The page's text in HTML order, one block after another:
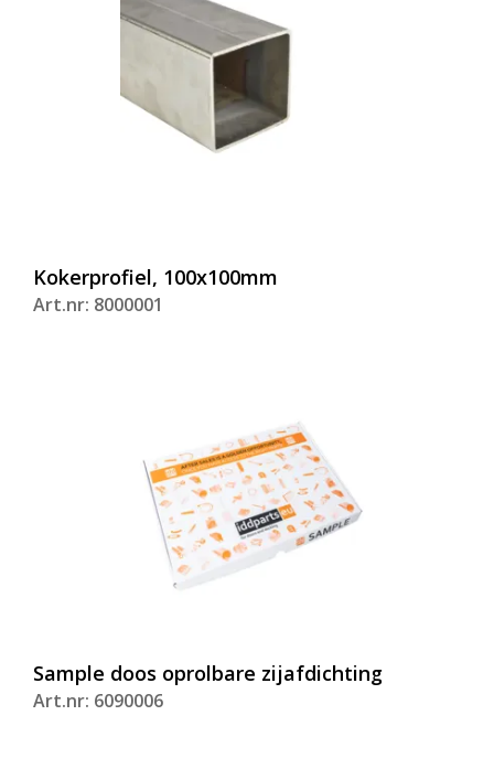
Kokerprofiel, 100x100mm
Art.nr: 8000001
Sample doos oprolbare zijafdichting
Art.nr: 6090006